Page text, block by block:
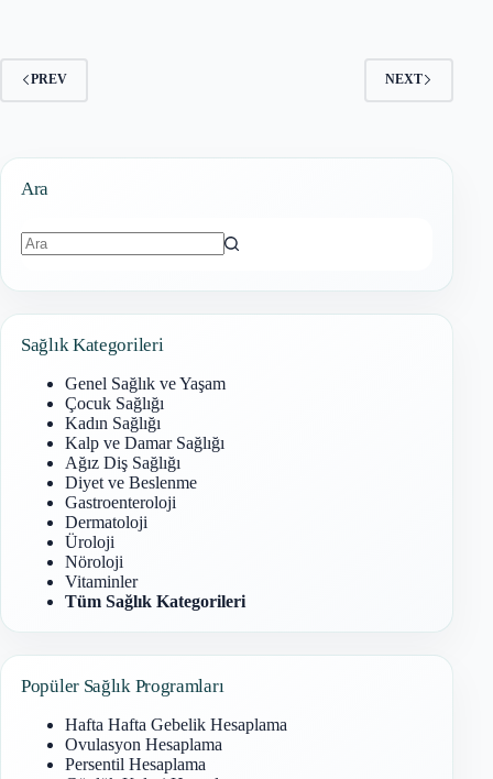
PREV NEXT
Ara
Sağlık Kategorileri
Genel Sağlık ve Yaşam
Çocuk Sağlığı
Kadın Sağlığı
Kalp ve Damar Sağlığı
Ağız Diş Sağlığı
Diyet ve Beslenme
Gastroenteroloji
Dermatoloji
Üroloji
Nöroloji
Vitaminler
Tüm Sağlık Kategorileri
Popüler Sağlık Programları
Hafta Hafta Gebelik Hesaplama
Ovulasyon Hesaplama
Persentil Hesaplama